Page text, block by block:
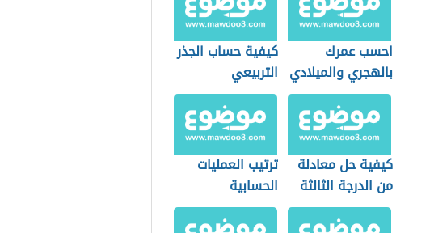
احسب عمرك
بالهجري والميلادي
كيفية حساب الجذر
التربيعي
كيفية حل معادلة
من الدرجة الثالثة
ترتيب العمليات
الحسابية